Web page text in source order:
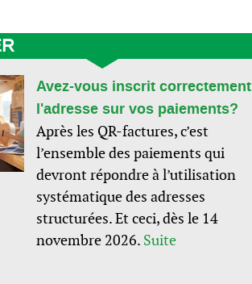
Avez-vous inscrit correctement
l'adresse sur vos paiements?
Après les QR-factures, c’est
l’ensemble des paiements qui
devront répondre à l’utilisation
systématique des adresses
structurées. Et ceci, dès le 14
novembre 2026. Suite